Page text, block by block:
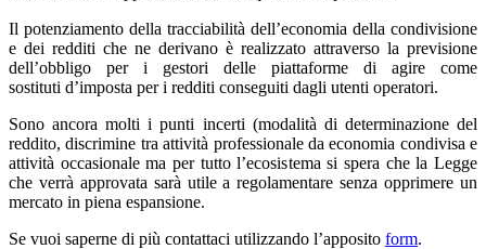
Il potenziamento della tracciabilità dell’economia della condivisione
e dei redditi che ne derivano è realizzato attraverso la previsione
dell’obbligo per i gestori delle piattaforme di agire come
sostituti d’imposta per i redditi conseguiti dagli utenti operatori.
Sono ancora molti i punti incerti (modalità di determinazione del
reddito, discrimine tra attività professionale da economia condivisa e
attività occasionale ma per tutto l’ecosistema si spera che la Legge
che verrà approvata sarà utile a regolamentare senza opprimere un
mercato in piena espansione.
Se vuoi saperne di più contattaci utilizzando l’apposito form.